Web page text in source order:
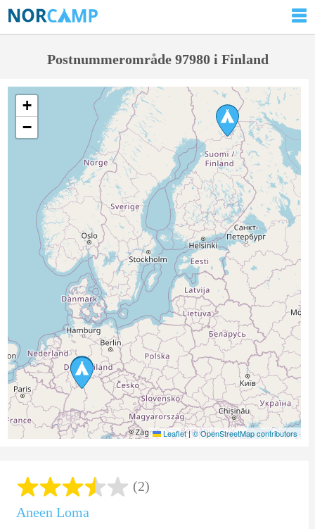
Postnummerområde 97980 i Finland
+
−
Leaflet|© OpenStreetMap contributors
(2)
Aneen Loma